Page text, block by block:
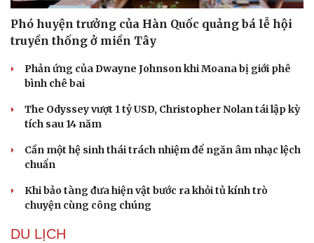
Phó huyện trưởng của Hàn Quốc quảng bá lễ hội
truyền thống ở miền Tây
Phản ứng của Dwayne Johnson khi Moana bị giới phê
bình chê bai
The Odyssey vượt 1 tỷ USD, Christopher Nolan tái lập kỳ
tích sau 14 năm
Cần một hệ sinh thái trách nhiệm để ngăn âm nhạc lệch
chuẩn
Khi bảo tàng đưa hiện vật bước ra khỏi tủ kính trò
chuyện cùng công chúng
DU LỊCH